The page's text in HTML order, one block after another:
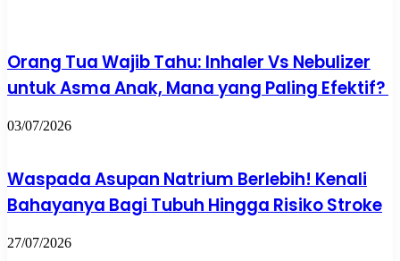
Orang Tua Wajib Tahu: Inhaler Vs Nebulizer
untuk Asma Anak, Mana yang Paling Efektif?
03/07/2026
Waspada Asupan Natrium Berlebih! Kenali
Bahayanya Bagi Tubuh Hingga Risiko Stroke
27/07/2026